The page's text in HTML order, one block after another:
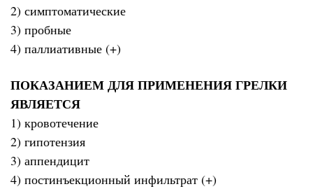
2) симптоматические
3) пробные
4) паллиативные (+)
ПОКАЗАНИЕМ ДЛЯ ПРИМЕНЕНИЯ ГРЕЛКИ
ЯВЛЯЕТСЯ
1) кровотечение
2) гипотензия
3) аппендицит
4) постинъекционный инфильтрат (+)